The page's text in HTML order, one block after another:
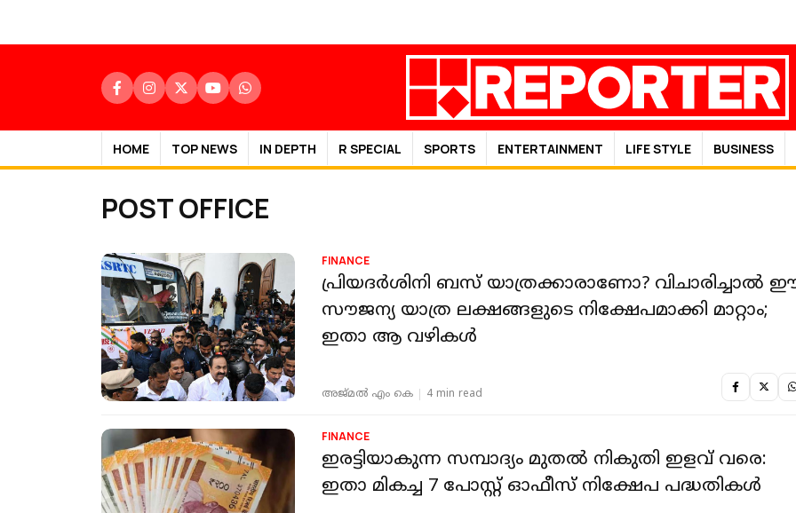
HOME TOP NEWS IN DEPTH R SPECIAL SPORTS ENTERTAINMENT LIFE STYLE BUSINESS
POST OFFICE
FINANCE
പ്രിയദർശിനി ബസ് യാത്രക്കാരാണോ? വിചാരിച്ചാൽ
സൗജന്യ യാത്ര ലക്ഷങ്ങളുടെ നിക്ഷേപമാക്കി മാറ്റാം;
ഇതാ ആ വഴികള്‍
അജ്മല്‍ എം കെ 4 min read
FINANCE
ഇരട്ടിയാകുന്ന സമ്പാദ്യം മുതല്‍ നികുതി ഇളവ് വരെ:
ഇതാ മികച്ച 7 പോസ്റ്റ് ഓഫീസ് നിക്ഷേപ പദ്ധതികള്‍